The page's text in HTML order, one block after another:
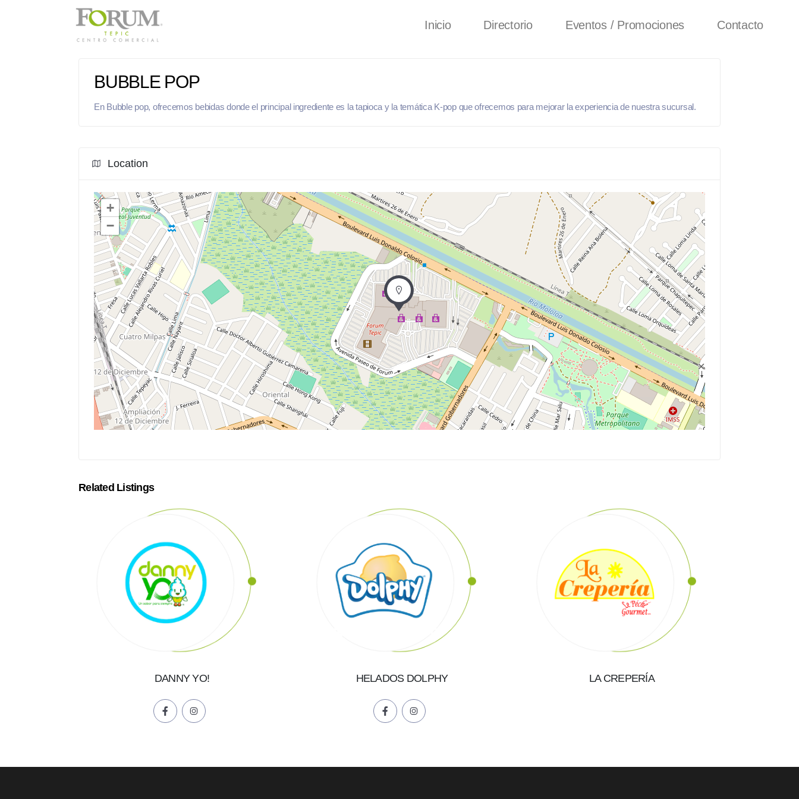
Inicio Directorio Eventos / Promociones Contacto
BUBBLE POP
En Bubble pop, ofrecemos bebidas donde el principal ingrediente es la tapioca y la temática K-pop que ofrecemos para mejorar la experiencia de nuestra sucursal.
Location
+
−
Related Listings
DANNY YO! HELADOS DOLPHY LA CREPERÍA